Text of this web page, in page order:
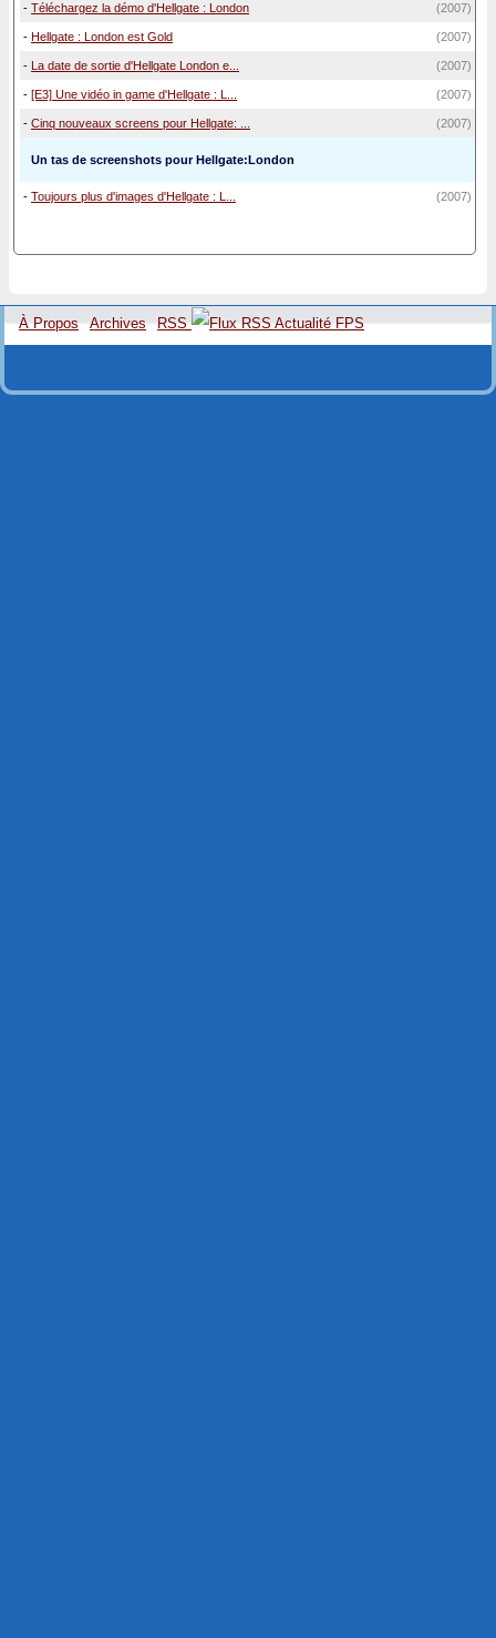
- Téléchargez la démo d'Hellgate : London (2007)
- Hellgate : London est Gold (2007)
- La date de sortie d'Hellgate London e... (2007)
- [E3] Une vidéo in game d'Hellgate : L... (2007)
- Cinq nouveaux screens pour Hellgate: ... (2007)
Un tas de screenshots pour Hellgate:London
- Toujours plus d'images d'Hellgate : L... (2007)
À Propos Archives RSS